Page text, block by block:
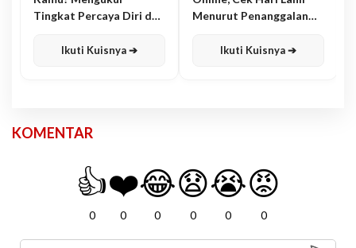
Tingkat Percaya Diri dan
Ikuti Kuisnya ➔
Menurut Penanggalan
Ikuti Kuisnya ➔
KOMENTAR
👍
0
❤️
0
😂
0
😧
0
😭
0
😡
0